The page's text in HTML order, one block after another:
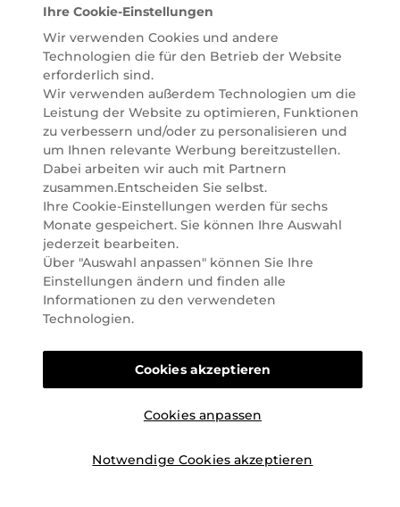
Parfümerien und unserem Online Shop sind wir
Marktführer im selektiven Beautyhandel in
Österreich. Seit 2023 liefern wir auch nach
Deutschland. Durch abwechselnde Aktionen und
attraktive Angebote zu allen Anlässen finden Sie bei
Marionnaud alles, was Beauty Herzen höherschlagen
lässt. Wir glauben fest daran, dass Freude auf viele
Arten geschaffen werden kann. Vom beruhigenden
und pflegenden Gefühl Ihrer Lieblingsaugencreme
bis zur positiven Verpflichtung zu nachhaltigen
Rohstoffen. Darum suchen wir jeden Tag nach
Wegen, um Ihnen das tägliche Wohlfühlen zu
erleichtern, Sie zu inspirieren und Sie so gut wir es
können online und offline zu beraten und bei Ihren
Fragen zu unterstützen.
Sitemap
Ihre Cookie-Einstellungen
Wir verwenden Cookies und andere
Technologien die für den Betrieb der Website
erforderlich sind.
Wir verwenden außerdem Technologien um die
Leistung der Website zu optimieren, Funktionen
zu verbessern und/oder zu personalisieren und
um Ihnen relevante Werbung bereitzustellen.
Dabei arbeiten wir auch mit Partnern
zusammen.Entscheiden Sie selbst.
Ihre Cookie-Einstellungen werden für sechs
Monate gespeichert. Sie können Ihre Auswahl
jederzeit bearbeiten.
Über "Auswahl anpassen" können Sie Ihre
Einstellungen ändern und finden alle
Informationen zu den verwendeten
Technologien.
Cookies anpassen
Notwendige Cookies akzeptieren
Cookies akzeptieren